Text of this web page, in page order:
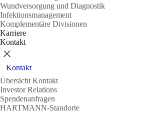
Wundversorgung und Diagnostik
Infektionsmanagement
Komplementäre Divisionen
Karriere
Kontakt
Schließen
Kontakt
Übersicht Kontakt
Investor Relations
Spendenanfragen
HARTMANN-Standorte